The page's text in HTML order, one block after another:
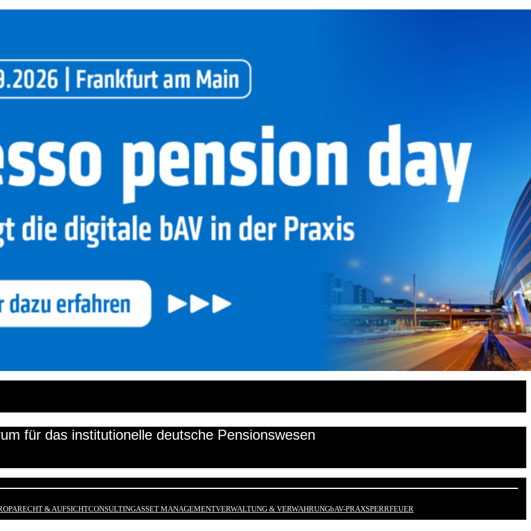
für das institutionelle deutsche Pensionswesen
RECHT & AUFSICHTCONSULTINGASSET MANAGEMENTVERWALTUNG & VERWAHRUNGbAV-PRAXSPERRFEUER